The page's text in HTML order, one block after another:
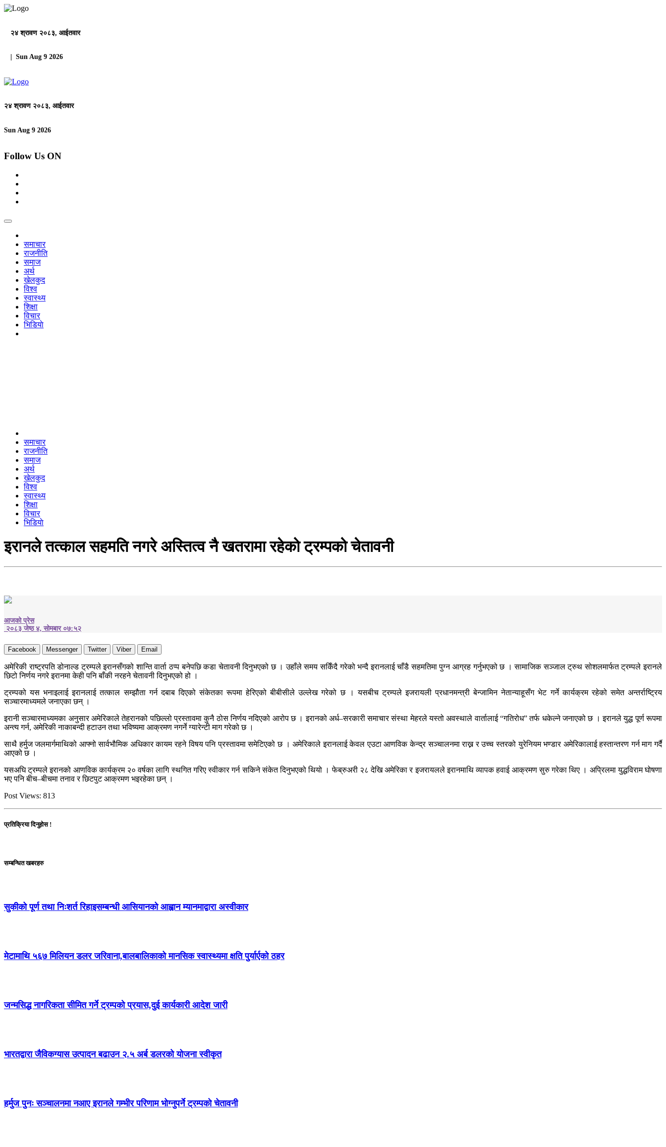
२४ श्रावण २०८३, आईतवार
| Sun Aug 9 2026
२४ श्रावण २०८३, आईतवार
Sun Aug 9 2026
Follow Us ON
समाचार
राजनीति
समाज
अर्थ
खेलकुद
विश्व
स्वास्थ्य
शिक्षा
विचार
भिडियाे
समाचार
राजनीति
समाज
अर्थ
खेलकुद
विश्व
स्वास्थ्य
शिक्षा
विचार
भिडियाे
इरानले तत्काल सहमति नगरे अस्तित्व नै खतरामा रहेको ट्रम्पको चेतावनी
आजको प्रेस
२०८३ जेष्ठ ४, सोमबार ०७:५२
Facebook Messenger Twitter Viber Email
अमेरिकी राष्ट्रपति डोनाल्ड ट्रम्पले इरानसँगको शान्ति वार्ता ठप्प बनेपछि कडा चेतावनी दिनुभएको छ । उहाँले समय सकिँदै गरेको भन्दै इरानलाई चाँडै सहमतिमा पुग्न आग्रह गर्नुभएको छ । सामाजिक सञ्जाल ट्रुथ सोशलमार्फत ट्रम्पले इरानले
छिटो निर्णय नगरे इरानमा केही पनि बाँकी नरहने चेतावनी दिनुभएको हो ।
ट्रम्पको यस भनाइलाई इरानलाई तत्काल सम्झौता गर्न दबाब दिएको संकेतका रूपमा हेरिएको बीबीसीले उल्लेख गरेको छ । यसबीच ट्रम्पले इजरायली प्रधानमन्त्री बेन्जामिन नेतान्याहूसँग भेट गर्ने कार्यक्रम रहेको समेत अन्तर्राष्ट्रिय
सञ्चारमाध्यमले जनाएका छन् ।
इरानी सञ्चारमाध्यमका अनुसार अमेरिकाले तेहरानको पछिल्लो प्रस्तावमा कुनै ठोस निर्णय नदिएको आरोप छ । इरानको अर्ध–सरकारी समाचार संस्था मेहरले यस्तो अवस्थाले वार्तालाई “गतिरोध” तर्फ धकेल्ने जनाएको छ । इरानले युद्ध पूर्ण रूपमा
अन्त्य गर्न, अमेरिकी नाकाबन्दी हटाउन तथा भविष्यमा आक्रमण नगर्ने ग्यारेन्टी माग गरेको छ ।
साथै हर्मुज जलमार्गमाथिको आफ्नो सार्वभौमिक अधिकार कायम रहने विषय पनि प्रस्तावमा समेटिएको छ । अमेरिकाले इरानलाई केवल एउटा आणविक केन्द्र सञ्चालनमा राख्न र उच्च स्तरको युरेनियम भण्डार अमेरिकालाई हस्तान्तरण गर्न माग गर्दै
आएको छ ।
यसअघि ट्रम्पले इरानको आणविक कार्यक्रम २० वर्षका लागि स्थगित गरिए स्वीकार गर्न सकिने संकेत दिनुभएको थियो । फेब्रुअरी २८ देखि अमेरिका र इजरायलले इरानमाथि व्यापक हवाई आक्रमण सुरु गरेका थिए । अप्रिलमा युद्धविराम घोषणा
भए पनि बीच–बीचमा तनाव र छिटपुट आक्रमण भइरहेका छन् ।
Post Views: 813
प्रतिक्रिया दिनुहोस !
सम्बन्धित खबरहरु
सुकीको पूर्ण तथा निःशर्त रिहाइसम्बन्धी आसियानको आह्वान म्यानमाद्वारा अस्वीकार
मेटामाथि ५६७ मिलियन डलर जरिवाना,बालबालिकाको मानसिक स्वास्थ्यमा क्षति पुर्यार्एको ठहर
जन्मसिद्ध नागरिकता सीमित गर्ने ट्रम्पको प्रयास,दुई कार्यकारी आदेश जारी
भारतद्वारा जैविकग्यास उत्पादन बढाउन २.५ अर्ब डलरको योजना स्वीकृत
हर्मुज पुनः सञ्चालनमा नआए इरानले गम्भीर परिणाम भोग्नुपर्ने ट्रम्पको चेतावनी